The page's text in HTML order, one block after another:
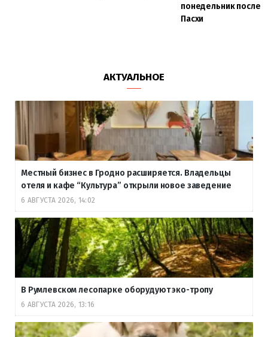
понедельник после
Пасхи
АКТУАЛЬНОЕ
Местный бизнес в Гродно расширяется. Владельцы
отеля и кафе “Культура” открыли новое заведение
6 АВГУСТА 2026, 14:02
В Румлевском лесопарке оборудуют эко-тропу
6 АВГУСТА 2026, 13:16